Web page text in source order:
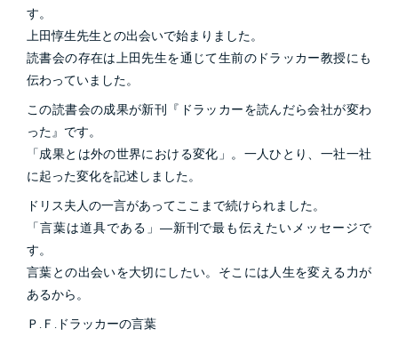
す。
上田惇生先生との出会いで始まりました。
読書会の存在は上田先生を通じて生前のドラッカー教授にも
伝わっていました。
この読書会の成果が新刊『ドラッカーを読んだら会社が変わ
った』です。
「成果とは外の世界における変化」。一人ひとり、一社一社
に起った変化を記述しました。
ドリス夫人の一言があってここまで続けられました。
「言葉は道具である」―新刊で最も伝えたいメッセージで
す。
言葉との出会いを大切にしたい。そこには人生を変える力が
あるから。
Ｐ.Ｆ.ドラッカーの言葉